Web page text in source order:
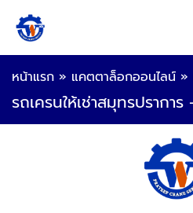
หน้าแรก » แคตตาล็อกออนไลน์ »
รถเครนให้เช่าสมุทรปรากา